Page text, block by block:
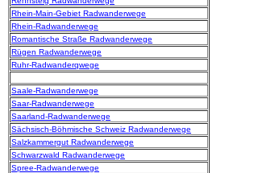
Rhein-Main-Gebiet Radwanderwege
Rhein-Radwanderwege
Romantische Straße Radwanderwege
Rügen Radwanderwege
Ruhr-Radwanderqwege
Saale-Radwanderwege
Saar-Radwanderwege
Saarland-Radwanderwege
Sächsisch-Böhmische Schweiz Radwanderwege
Salzkammergut Radwanderwege
Schwarzwald Radwanderwege
Spree-Radwanderwege